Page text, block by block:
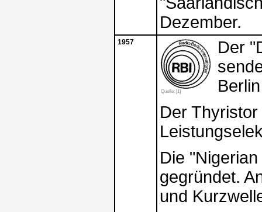
Dezember.
1957
Quelle: [1]
Der
Der
Die
gegründet.
und